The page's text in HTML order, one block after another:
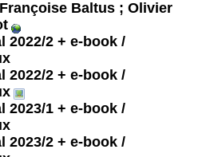
Baltus ; Olivier
2022/2 + e-book /
2022/2 + e-book /
2023/1 + e-book /
2023/2 + e-book /